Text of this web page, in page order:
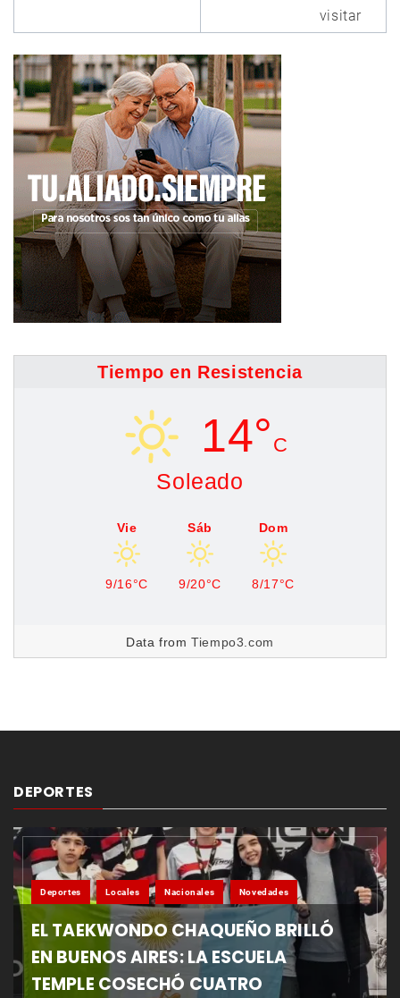
visitar
Tiempo en Resistencia
14° C
Soleado
Vie
9/16°C
Sáb
9/20°C
Dom
8/17°C
Data fromTiempo3.com
DEPORTES
Deportes Locales Nacionales Novedades
EL TAEKWONDO CHAQUEÑO BRILLÓ
EN BUENOS AIRES: LA ESCUELA
TEMPLE COSECHÓ CUATRO